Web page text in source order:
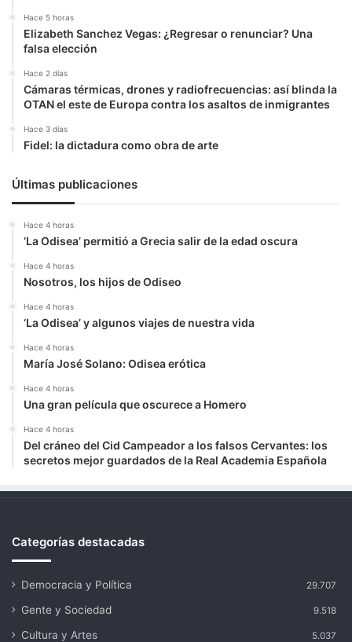
Hace 5 horas
Elizabeth Sanchez Vegas: ¿Regresar o renunciar? Una
falsa elección
Hace 2 días
Cámaras térmicas, drones y radiofrecuencias: así blinda la
OTAN el este de Europa contra los asaltos de inmigrantes
Hace 3 días
Fidel: la dictadura como obra de arte
Últimas publicaciones
Hace 4 horas
‘La Odisea’ permitió a Grecia salir de la edad oscura
Hace 4 horas
Nosotros, los hijos de Odiseo
Hace 4 horas
‘La Odisea’ y algunos viajes de nuestra vida
Hace 4 horas
María José Solano: Odisea erótica
Hace 4 horas
Una gran película que oscurece a Homero
Hace 4 horas
Del cráneo del Cid Campeador a los falsos Cervantes: los
secretos mejor guardados de la Real Academia Española
Categorías destacadas
Democracia y Política 29.707
Gente y Sociedad 9.518
Cultura y Artes 5.037